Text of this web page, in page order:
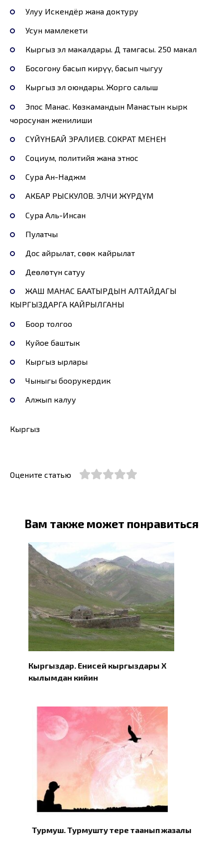
Улуу Искендёр жана доктуру
Усун мамлекети
Кыргыз эл макалдары. Д тамгасы. 250 макал
Босогону басып кирүү, басып чыгуу
Кыргыз эл оюндары. Жорго салыш
Эпос Манас. Көзкамандын Манастын кырк
чоросунан женилиши
СҮЙҮНБАЙ ЭРАЛИЕВ. СОКРАТ МЕНЕН
Социум, политийя жана этнос
Сура Ан-Наджм
АКБАР РЫСКУЛОВ. ЭЛЧИ ЖҮРДҮМ
Сура Аль-Инсан
Пулатчы
Дос айрылат, сөөк кайрылат
Деөлөтүн сатуу
ЖАШ МАНАС БААТЫРДЫН АЛТАЙДАГЫ
КЫРГЫЗДАРГА КАЙРЫЛГАНЫ
Боор толгоо
Куйое баштык
Кыргыз ырлары
Чыныгы боорукердик
Алжып калуу
Кыргыз
Оцените статью
Вам также может понравиться
Кыргыздар. Eнисей кыргыздары X
кылымдан кийин
Турмуш. Турмушту терең таанып жазалы